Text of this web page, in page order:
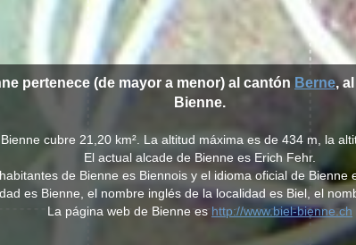
pertenece (de mayor a menor) al cantón Berne,
Bienne.
cubre 21,20 km². La altitud máxima es de 434 m, la
El actual alcade de Bienne es Erich Fehr.
de Bienne es Biennois y el idioma oficial de Bienne
es Bienne, el nombre inglés de la localidad es Biel, el
La página web de Bienne eshttp://www.biel-bienne.ch